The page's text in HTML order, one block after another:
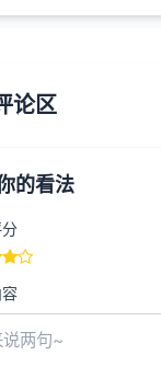
论区
的看法